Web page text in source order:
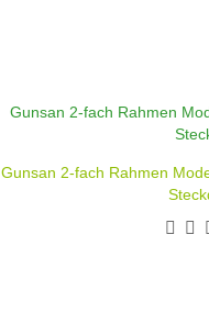
Gunsan 2-fach Rahmen